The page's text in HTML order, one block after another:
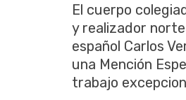
El cuerpo
y realizador
español Carlos
una Mención
trabajo